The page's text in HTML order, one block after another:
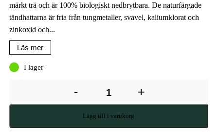
märkt trä och är 100% biologiskt nedbrytbara. De naturfärgade
tändhattarna är fria från tungmetaller, svavel, kaliumklorat och
zinkoxid och...
Läs mer
I lager
- +
Lägg till i varukorg